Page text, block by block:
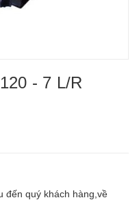
- 7 L/R
đến quý khách hàng,về